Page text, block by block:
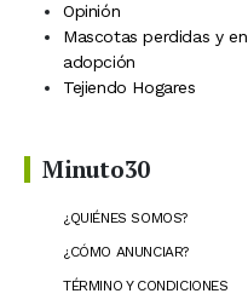
Opinión
Mascotas perdidas y en
adopción
Tejiendo Hogares
Minuto30
¿QUIÉNES SOMOS?
¿CÓMO ANUNCIAR?
TÉRMINO Y CONDICIONES